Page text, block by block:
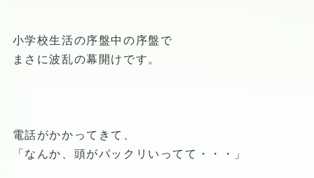
小学校生活の序盤中の序盤で
まさに波乱の幕開けです。
電話がかかってきて、
「なんか、頭がパックリいってて・・・」